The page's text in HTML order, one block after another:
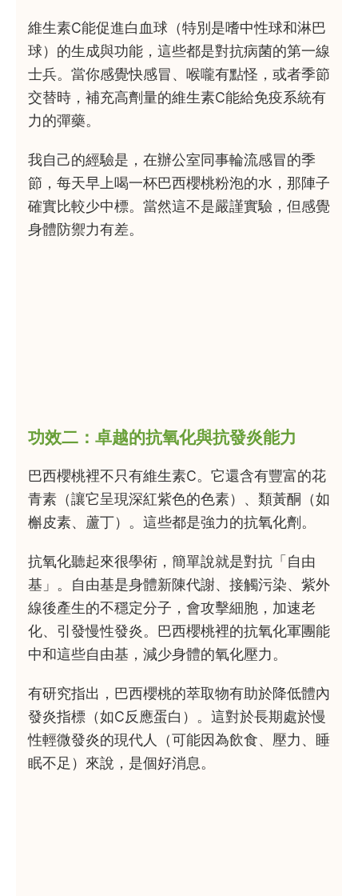
維生素C能促進白血球（特別是嗜中性球和淋巴
球）的生成與功能，這些都是對抗病菌的第一線
士兵。當你感覺快感冒、喉嚨有點怪，或者季節
交替時，補充高劑量的維生素C能給免疫系統有
力的彈藥。
我自己的經驗是，在辦公室同事輪流感冒的季
節，每天早上喝一杯巴西櫻桃粉泡的水，那陣子
確實比較少中標。當然這不是嚴謹實驗，但感覺
身體防禦力有差。
功效二：卓越的抗氧化與抗發炎能力
巴西櫻桃裡不只有維生素C。它還含有豐富的花
青素（讓它呈現深紅紫色的色素）、類黃酮（如
槲皮素、蘆丁）。這些都是強力的抗氧化劑。
抗氧化聽起來很學術，簡單說就是對抗「自由
基」。自由基是身體新陳代謝、接觸污染、紫外
線後產生的不穩定分子，會攻擊細胞，加速老
化、引發慢性發炎。巴西櫻桃裡的抗氧化軍團能
中和這些自由基，減少身體的氧化壓力。
有研究指出，巴西櫻桃的萃取物有助於降低體內
發炎指標（如C反應蛋白）。這對於長期處於慢
性輕微發炎的現代人（可能因為飲食、壓力、睡
眠不足）來說，是個好消息。